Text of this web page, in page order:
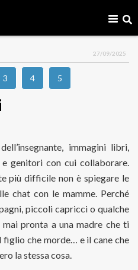
27/09/2025
3 4 5
immagini libri,
genitori con cui collaborare.
più difficile non è spiegare le
chat con le mamme. Perché
piccoli capricci o qualche
pronta a una madre che ti
che morde… e il cane che
la stessa cosa.